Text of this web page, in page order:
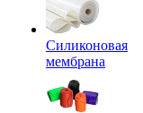
Силиконовая
мембрана